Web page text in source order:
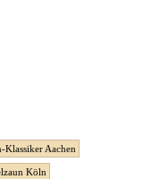
Klassiker Aachen
Köln